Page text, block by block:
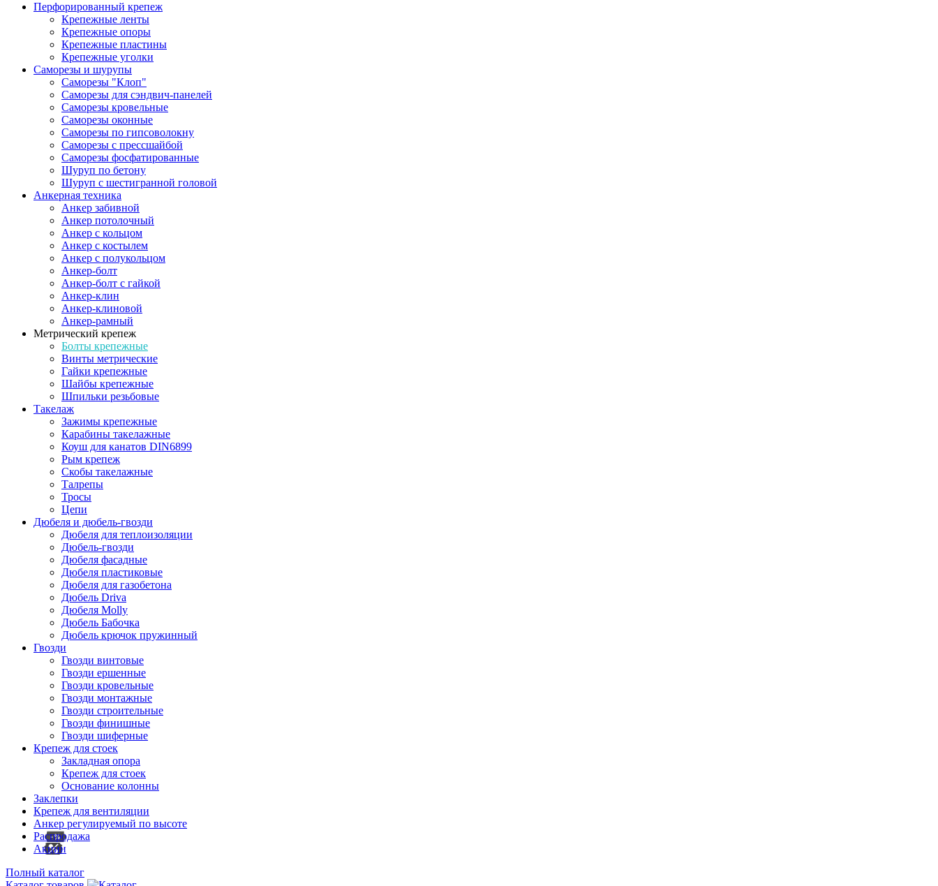
Перфорированный крепеж
Крепежные ленты
Крепежные опоры
Крепежные пластины
Крепежные уголки
Саморезы и шурупы
Саморезы "Клоп"
Саморезы для сэндвич-панелей
Саморезы кровельные
Саморезы оконные
Саморезы по гипсоволокну
Саморезы с прессшайбой
Саморезы фосфатированные
Шуруп по бетону
Шуруп с шестигранной головой
Анкерная техника
Анкер забивной
Анкер потолочный
Анкер с кольцом
Анкер с костылем
Анкер с полукольцом
Анкер-болт
Анкер-болт с гайкой
Анкер-клин
Анкер-клиновой
Анкер-рамный
Метрический крепеж
Болты крепежные
Винты метрические
Гайки крепежные
Шайбы крепежные
Шпильки резьбовые
Такелаж
Зажимы крепежные
Карабины такелажные
Коуш для канатов DIN6899
Рым крепеж
Скобы такелажные
Талрепы
Тросы
Цепи
Дюбеля и дюбель-гвозди
Дюбеля для теплоизоляции
Дюбель-гвозди
Дюбеля фасадные
Дюбеля пластиковые
Дюбеля для газобетона
Дюбель Driva
Дюбеля Molly
Дюбель Бабочка
Дюбель крючок пружинный
Гвозди
Гвозди винтовые
Гвозди ершенные
Гвозди кровельные
Гвозди монтажные
Гвозди строительные
Гвозди финишные
Гвозди шиферные
Крепеж для стоек
Закладная опора
Крепеж для стоек
Основание колонны
Заклепки
Крепеж для вентиляции
Анкер регулируемый по высоте
Распродажа
Акции
Полный каталог